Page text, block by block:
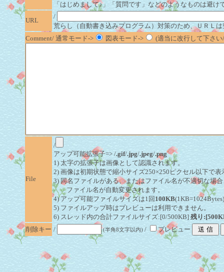
「はじめまして♪」「質問です」などのようなものは避け
URL
/
荒らし（自動書き込みプログラム）対策のため、ＵＲＬ
Comment/ 通常モード->
図表モード-> (適当に改行して下さ
File
/
アップ可能拡張子=> /.gif/.jpg/.jpeg/.png
1) 太字の拡張子は画像として認識されます。
2) 画像は初期状態で縮小サイズ250×250ピクセル以下で表
3) 同名ファイルがある、またはファイル名が不適切な場
ファイル名が自動変更されます。
4) アップ可能ファイルサイズは1回 100KB
5) ファイルアップ時はプレビューは利用できません。
6) スレッド内の合計ファイルサイズ:[0/500KB] 残り
削除キー / (半角8文字以内) / プレビュー